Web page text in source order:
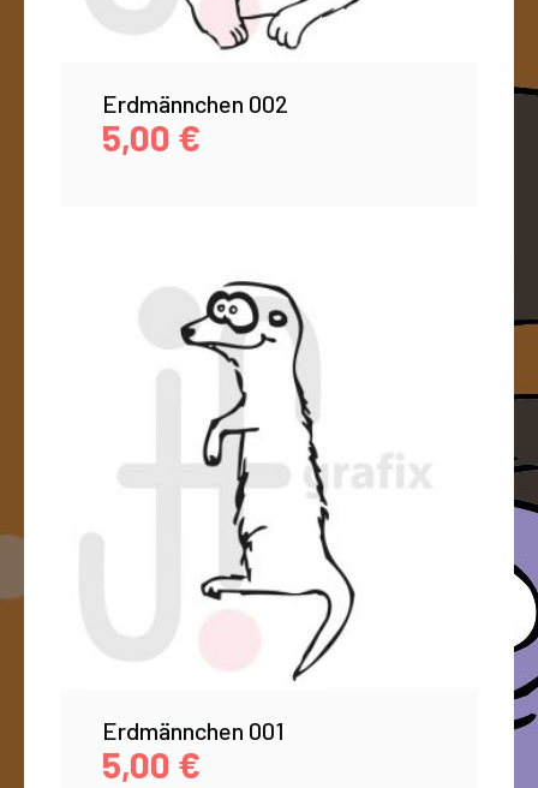
Erdmännchen 002
5,00 €
Erdmännchen 001
5,00 €